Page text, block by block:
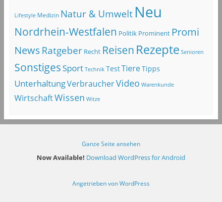
Lifestyle Medizin Natur & Umwelt Neu
Nordrhein-Westfalen Politik Prominent Promi
NewsRatgeber Recht Reisen Rezepte Senioren
SonstigesSport Technik TestTiereTipps
UnterhaltungVerbraucherVideo Warenkunde
WirtschaftWissen Witze
Ganze Seite ansehen
Now Available! Download WordPress for Android
Angetrieben von WordPress